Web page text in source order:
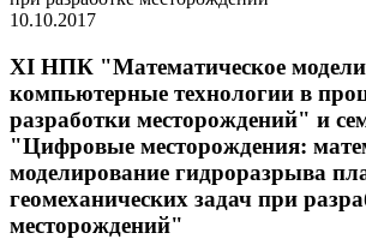
10.10.2017
XI НПК "Математическое
компьютерные технологии в
разработки месторождений" и
"Цифровые месторождения:
моделирование гидроразрыва
геомеханических задач при
месторождений"